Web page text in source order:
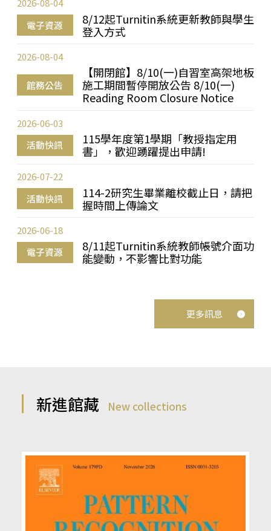
電子資源
8/12起Turnitin系統更新教師與學生
登入方式
2026-08-04
館務公告
【開閉館】8/10(一)自習室高架地板
施工期間暫停開放公告 8/10(一)
Reading Room Closure Notice
2026-08-04
活動快訊
115學年度第1學期「教授指定用
書」，歡迎踴躍提出申請!
2026-06-03
活動快訊
114-2研究生畢業離校截止日，請把
握時間上傳論文
2026-07-22
電子資源
8/11起Turnitin系統教師帳號介面功
能變動，不影響比對功能
2026-06-18
更多訊息
新進館藏 New collections